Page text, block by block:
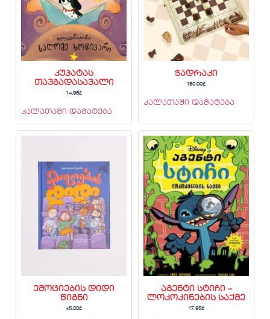
კუპატას
თავგადასავალი
14.95₾
კალათაში დამატება
ჭადრაკი
150.00₾
კალათაში დამატება
ემოციების დიდი
წიგნი
45.00₾
აგენტი სტიჩი –
ლოკოკინების საქმე
17.95₾